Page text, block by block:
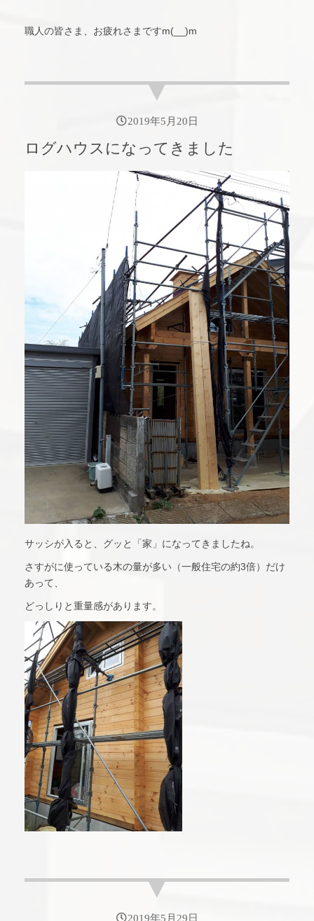
職人の皆さま、お疲れさまですm(__)m
2019年5月20日
ログハウスになってきました
サッシが入ると、グッと「家」になってきましたね。
さすがに使っている木の量が多い（一般住宅の約3倍）だけ
あって、
どっしりと重量感があります。
2019年5月29日